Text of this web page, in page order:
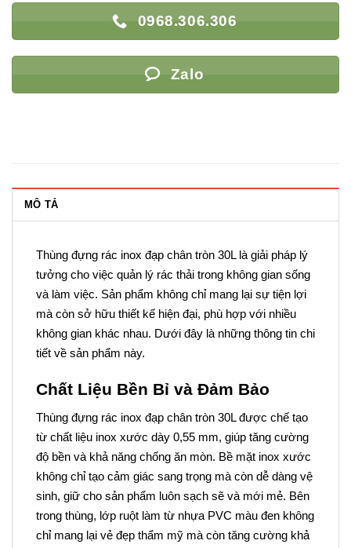
0968.306.306
Zalo
MÔ TẢ
Thùng đựng rác inox đạp chân tròn 30L là giải pháp lý
tưởng cho việc quản lý rác thải trong không gian sống
và làm việc. Sản phẩm không chỉ mang lại sự tiện lợi
mà còn sở hữu thiết kế hiện đại, phù hợp với nhiều
không gian khác nhau. Dưới đây là những thông tin chi
tiết về sản phẩm này.
Chất Liệu Bền Bỉ và Đảm Bảo
Thùng đựng rác inox đạp chân tròn 30L được chế tạo
từ chất liệu inox xước dày 0,55 mm, giúp tăng cường
độ bền và khả năng chống ăn mòn. Bề mặt inox xước
không chỉ tạo cảm giác sang trọng mà còn dễ dàng vệ
sinh, giữ cho sản phẩm luôn sạch sẽ và mới mẻ. Bên
trong thùng, lớp ruột làm từ nhựa PVC màu đen không
chỉ mang lại vẻ đẹp thẩm mỹ mà còn tăng cường khả